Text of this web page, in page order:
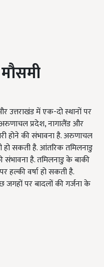
उत्तराखंड में एक-दो स्थानों पर
प्रदेश, नागालैंड और
होने की संभावना है. अरुणाचल
हो सकती है. आंतरिक तमिलनाडु
है. तमिलनाडु के बाकी
हल्की वर्षा हो सकती है.
पर बादलों की गर्जना के